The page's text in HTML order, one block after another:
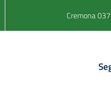
Cremona